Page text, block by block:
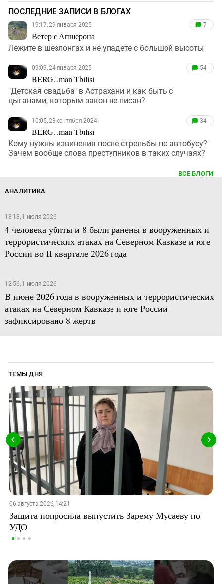
ПОСЛЕДНИЕ ЗАПИСИ В БЛОГАХ
19:17, 29 января 2025
Ветер с Апшерона
7
Лежите в шезлонгах и не упадете с большой высоты
09:09, 24 января 2025
BERG...man Tbilisi
54
"Детская свадьба" в Астрахани и как быть с
цыганами, которым закон не писан?
10:05, 23 сентября 2024
BERG...man Tbilisi
34
Кому нужны извинения после стрельбы по автобусу?
Зачем вообще слова преступников в таких случаях?
ВСЕ БЛОГИ
АНАЛИТИКА
13:13, 1 июля 2026
4 человека убиты и 8 были ранены в вооруженных и
террористических атаках на Северном Кавказе и юге
России во II квартале 2026 года
12:56, 1 июля 2026
В июне 2026 года в вооруженных и террористических
атаках на Северном Кавказе и юге России
зафиксировано 8 жертв
ТЕМЫ ДНЯ
06 августа 2026, 14:21
Защита попросила выпустить Зарему Мусаеву по
УДО